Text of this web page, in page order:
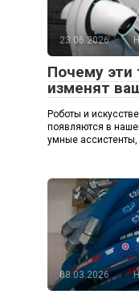
23.06.2026
Почему эти
изменят
Роботы и
появляются в
умные ассистенты,
08.03.2026